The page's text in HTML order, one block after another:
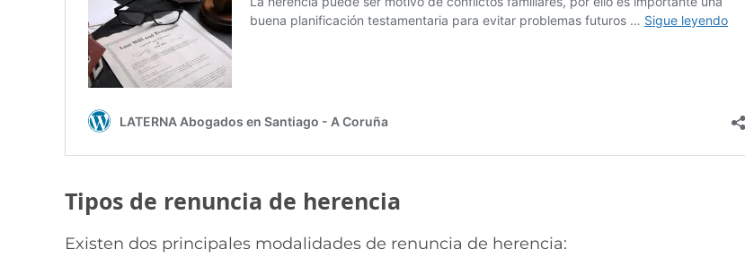
Tipos de renuncia de herencia
Existen dos principales modalidades de renuncia de herencia: